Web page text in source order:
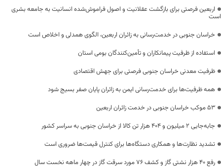
اربعین فرصتی برای بازگشت عقلانیت و اصول فراموش‌شده انسانیت به جامعه بشری
است
خراسان جنوبی در خدمت‌رسانی به زائران اربعین، الگوی همدلی و اخلاص است
استفاده از ظرفیت پیمانکاران و تأمین‌کنندگان بومی استان
ظرفیت معدنی خراسان جنوبی فرصتی برای جهش اقتصادی
همه ظرفیت‌ها برای خدمت‌رسانی ایمن به زائران پایان صفر بسیج شود
53 موکب خراسان جنوبی در خدمت زائران اربعین
جابه‌جایی 2 میلیون و 404 هزار تن کالا از خراسان جنوبی به سراسر کشور
تشدید نظارت‌ها و همکاری دستگاه‌ها برای کنترل قیمت‌ها ضروری است
رفع 40 هزار نشتی گاز و کشف 76 مورد سرقت گاز در چهار ماهه نخست سال